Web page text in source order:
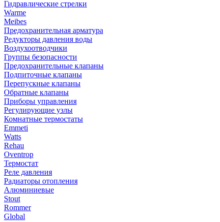
Гидравлические стрелки
Warme
Meibes
Предохранительная арматура
Редукторы давления воды
Воздухоотводчики
Группы безопасности
Предохранительные клапаны
Подпиточные клапаны
Перепускные клапаны
Обратные клапаны
Приборы управления
Регулирующие узлы
Комнатные термостаты
Emmeti
Watts
Rehau
Oventrop
Термостат
Реле давления
Радиаторы отопления
Алюминиевые
Stout
Rommer
Global